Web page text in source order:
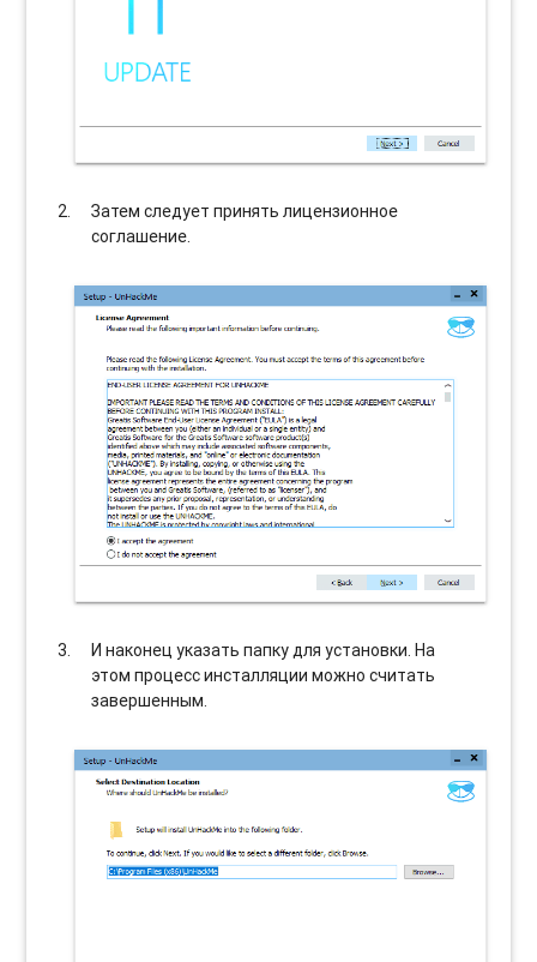
Затем следует принять лицензионное
соглашение.
И наконец указать папку для установки. На
этом процесс инсталляции можно считать
завершенным.